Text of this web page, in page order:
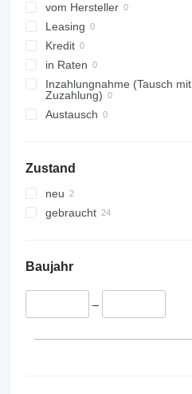
vom Hersteller
Leasing
Kredit
in Raten
Inzahlungnahme (Tausch mit
Zuzahlung)
Austausch
Zustand
neu
gebraucht
Baujahr
–